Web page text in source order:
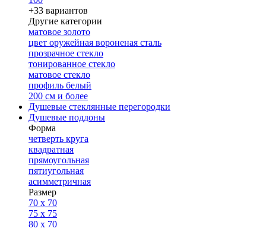
+33 вариантов
Другие категории
матовое золото
цвет оружейная вороненая сталь
прозрачное стекло
тонированное стекло
матовое стекло
профиль белый
200 см и более
Душевые стеклянные перегородки
Душевые поддоны
Форма
четверть круга
квадратная
прямоугольная
пятиугольная
асимметричная
Размер
70 x 70
75 x 75
80 x 70